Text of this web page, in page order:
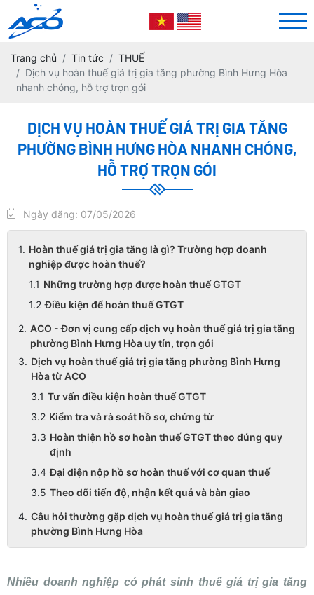
Trang chủ Tin tức
THUẾ
Dịch vụ hoàn thuế giá trị gia tăng phường Bình Hưng Hòa
nhanh chóng, hỗ trợ trọn gói
DỊCH VỤ HOÀN THUẾ GIÁ TRỊ GIA TĂNG
PHƯỜNG BÌNH HƯNG HÒA NHANH CHÓNG,
HỖ TRỢ TRỌN GÓI
Ngày đăng: 07/05/2026
Hoàn thuế giá trị gia tăng là gì? Trường hợp doanh
nghiệp được hoàn thuế?
Những trường hợp được hoàn thuế GTGT
Điều kiện để hoàn thuế GTGT
ACO - Đơn vị cung cấp dịch vụ hoàn thuế giá trị gia tăng
phường Bình Hưng Hòa uy tín, trọn gói
Dịch vụ hoàn thuế giá trị gia tăng phường Bình Hưng
Hòa từ ACO
Tư vấn điều kiện hoàn thuế GTGT
Kiểm tra và rà soát hồ sơ, chứng từ
Hoàn thiện hồ sơ hoàn thuế GTGT theo đúng quy
định
Đại diện nộp hồ sơ hoàn thuế với cơ quan thuế
Theo dõi tiến độ, nhận kết quả và bàn giao
Câu hỏi thường gặp dịch vụ hoàn thuế giá trị gia tăng
phường Bình Hưng Hòa
Nhiều doanh nghiệp có phát sinh thuế giá trị gia tăng